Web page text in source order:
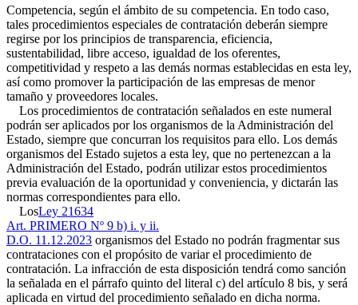
Competencia, según el ámbito de su competencia. En todo caso,
tales procedimientos especiales de contratación deberán siempre
regirse por los principios de transparencia, eficiencia,
sustentabilidad, libre acceso, igualdad de los oferentes,
competitividad y respeto a las demás normas establecidas en esta ley,
así como promover la participación de las empresas de menor
tamaño y proveedores locales.
Los procedimientos de contratación señalados en este numeral
podrán ser aplicados por los organismos de la Administración del
Estado, siempre que concurran los requisitos para ello. Los demás
organismos del Estado sujetos a esta ley, que no pertenezcan a la
Administración del Estado, podrán utilizar estos procedimientos
previa evaluación de la oportunidad y conveniencia, y dictarán las
normas correspondientes para ello.
LosLey 21634
Art. PRIMERO Nº 9 b) i. y ii.
D.O. 11.12.2023 organismos del Estado no podrán fragmentar sus
contrataciones con el propósito de variar el procedimiento de
contratación. La infracción de esta disposición tendrá como sanción
la señalada en el párrafo quinto del literal c) del artículo 8 bis, y será
aplicada en virtud del procedimiento señalado en dicha norma.